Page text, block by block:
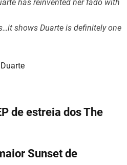
has reinvented her fado with
shows Duarte is definitely one
de estreia dos The
Sunset de